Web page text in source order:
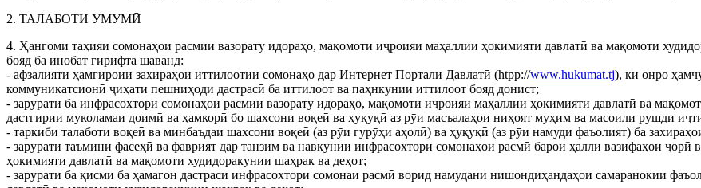
2. ТАЛАБОТИ УМУМӢ
4. Ҳангоми таҳияи сомонаҳои расмии вазорату идораҳо, мақомоти иҷроияи маҳаллии ҳокимияти давлатӣ ва мақомоти
бояд ба инобат гирифта шаванд:
- афзалияти ҳамгироии захираҳои иттилоотии сомонаҳо дар Интернет Портали Давлатӣ (htpp://www.hukumat.tj), ки онро
коммуникатсионӣ ҷиҳати пешниҳоди дастрасӣ ба иттилоот ва паҳнкунии иттилоот бояд донист;
- зарурати ба инфрасохтори сомонаҳои расмии вазорату идораҳо, мақомоти иҷроияи маҳаллии ҳокимияти давлатӣ ва
дастгирии муколамаи доимӣ ва ҳамкорӣ бо шахсони воқеӣ ва ҳуқуқӣ аз рӯи масъалаҳои ниҳоят муҳим ва масоили рушди
- таркиби талаботи воқеӣ ва минбаъдаи шахсони воқеӣ (аз рӯи гурӯҳи аҳолӣ) ва ҳуқуқӣ (аз рӯи намуди фаъолият) ба
- зарурати таъмини фасеҳӣ ва фаврият дар танзим ва навкунии инфрасохтори сомонаҳои расмӣ барои ҳалли вазифаҳои
ҳокимияти давлатӣ ва мақомоти худидоракунии шаҳрак ва деҳот;
- зарурати ба қисми ба ҳамагон дастраси инфрасохтори сомонаи расмӣ ворид намудани нишондиҳандаҳои самаранокии